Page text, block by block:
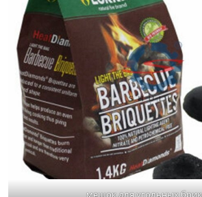
мешок для угольных